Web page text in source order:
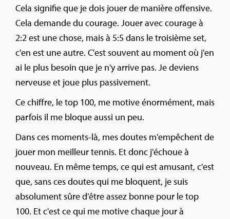
Cela signifie que je dois jouer de manière offensive.
Cela demande du courage. Jouer avec courage à
2:2 est une chose, mais à 5:5 dans le troisième set,
c'en est une autre. C'est souvent au moment où j'en
ai le plus besoin que je n'y arrive pas. Je deviens
nerveuse et joue plus passivement.
Ce chiffre, le top 100, me motive énormément, mais
parfois il me bloque aussi un peu.
Dans ces moments-là, mes doutes m'empêchent de
jouer mon meilleur tennis. Et donc j'échoue à
nouveau. En même temps, ce qui est amusant, c'est
que, sans ces doutes qui me bloquent, je suis
absolument sûre d’être assez bonne pour le top
100. Et c'est ce qui me motive chaque jour à